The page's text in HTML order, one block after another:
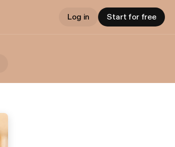
Log in Start for free